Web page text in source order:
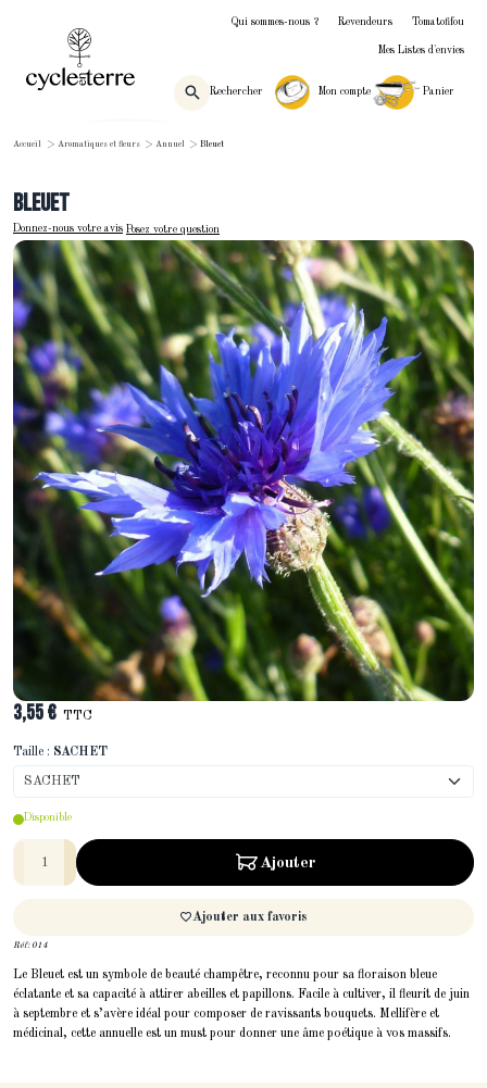
Qui sommes-nous ? Revendeurs Tomatofifou
Mes Listes d'envies
Rechercher Mon compte Panier
Accueil > Aromatiques et fleurs > Annuel > Bleuet
Bleuet
Donnez-nous votre avis Posez votre question
3,55 € TTC
Taille
Taille : SACHET
SACHET
Disponible
Quantité
Ajouter
Ajouter aux favoris
Réf: 014
Le Bleuet est un symbole de beauté champêtre, reconnu pour sa floraison bleue
éclatante et sa capacité à attirer abeilles et papillons. Facile à cultiver, il fleurit de juin
à septembre et s’avère idéal pour composer de ravissants bouquets. Mellifère et
médicinal, cette annuelle est un must pour donner une âme poétique à vos massifs.